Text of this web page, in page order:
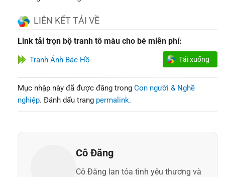
LIÊN KẾT TẢI VỀ
Link tải trọn bộ tranh tô màu cho bé miễn phí:
Tranh Ảnh Bác Hồ Tải xuống
Mục nhập này đã được đăng trong Con người & Nghề
nghiệp. Đánh dấu trang permalink.
Cô Đăng
Cô Đăng lan tỏa tình yêu thương và